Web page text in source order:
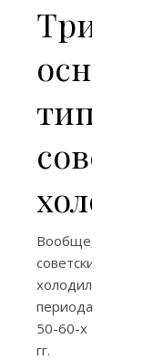
Три
типа
Вообще,
советские
холодильники
периода
50-60-х
гг.